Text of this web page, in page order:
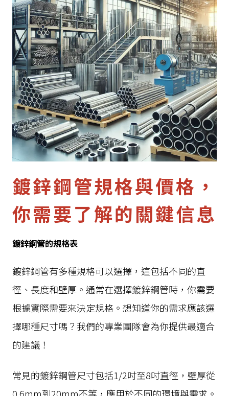
鍍鋅鋼管規格與價格，
你需要了解的關鍵信息
鍍鋅鋼管的規格表
鍍鋅鋼管有多種規格可以選擇，這包括不同的直
徑、長度和壁厚。通常在選擇鍍鋅鋼管時，你需要
根據實際需要來決定規格。想知道你的需求應該選
擇哪種尺寸嗎？我們的專業團隊會為你提供最適合
的建議！
常見的鍍鋅鋼管尺寸包括1/2吋至8吋直徑，壁厚從